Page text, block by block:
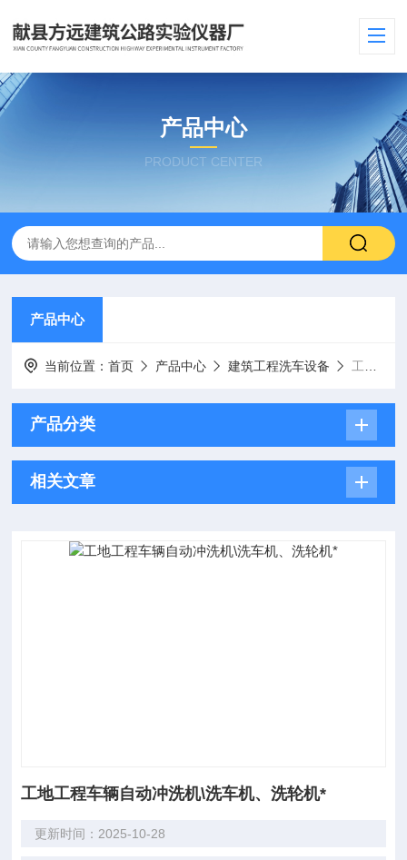
产品中心
PRODUCT CENTER
产品中心
当前位置：首页 产品中心 建筑工程洗车设备 工程洗车机
产品分类
相关文章
工地工程车辆自动冲洗机\洗车机、洗轮机*
更新时间：2025-10-28